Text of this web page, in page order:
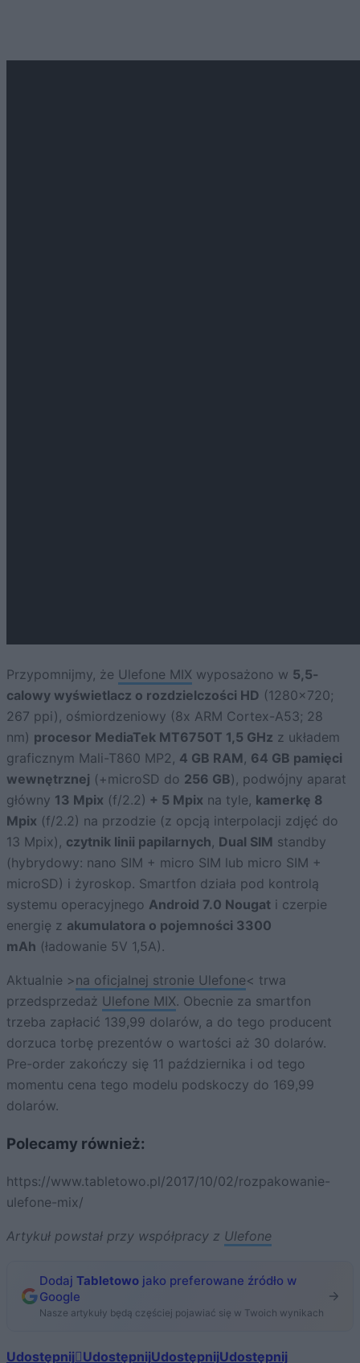
Przypomnijmy, że Ulefone MIX wyposażono w 5,5-
calowy wyświetlacz o rozdzielczości HD (1280×720;
267 ppi), ośmiordzeniowy (8x ARM Cortex-A53; 28
nm) procesor MediaTek MT6750T 1,5 GHz z układem
graficznym Mali-T860 MP2, 4 GB RAM, 64 GB pamięci
wewnętrznej (+microSD do 256 GB), podwójny aparat
główny 13 Mpix (f/2.2) + 5 Mpix na tyle, kamerkę 8
Mpix (f/2.2) na przodzie (z opcją interpolacji zdjęć do
13 Mpix), czytnik linii papilarnych, Dual SIM standby
(hybrydowy: nano SIM + micro SIM lub micro SIM +
microSD) i żyroskop. Smartfon działa pod kontrolą
systemu operacyjnego Android 7.0 Nougat i czerpie
energię z akumulatora o pojemności 3300
mAh (ładowanie 5V 1,5A).
Aktualnie >na oficjalnej stronie Ulefone< trwa
przedsprzedaż Ulefone MIX. Obecnie za smartfon
trzeba zapłacić 139,99 dolarów, a do tego producent
dorzuca torbę prezentów o wartości aż 30 dolarów.
Pre-order zakończy się 11 października i od tego
momentu cena tego modelu podskoczy do 169,99
dolarów.
Polecamy również:
https://www.tabletowo.pl/2017/10/02/rozpakowanie-
ulefone-mix/
Artykuł powstał przy współpracy z Ulefone
Dodaj Tabletowo jako preferowane źródło w
Google
Nasze artykuły będą częściej pojawiać się w Twoich wynikach
Udostępnij UdostępnijUdostępnijUdostępnij